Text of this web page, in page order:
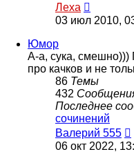
Леха
к
03 июл 2010,
Юмор
А-а, сука, смешно)))
про качков и не
86 Темы
432
Последнее
сочинений
Валерий 555
06 окт 2022,